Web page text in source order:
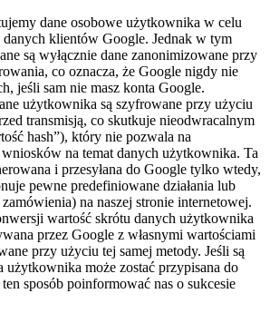
dane osobowe użytkownika w celu
klientów Google. Jednak w tym
są wyłącznie dane zanonimizowane przy
co oznacza, że Google nigdy nie
jeśli sam nie masz konta Google.
użytkownika są szyfrowane przy użyciu
transmisją, co skutkuje nieodwracalnym
hash”), który nie pozwala na
na temat danych użytkownika. Ta
i przesyłana do Google tylko wtedy,
pewne predefiniowane działania lub
na naszej stronie internetowej.
wartość skrótu danych użytkownika
przez Google z własnymi wartościami
przy użyciu tej samej metody. Jeśli są
użytkownika może zostać przypisana do
sposób poinformować nas o sukcesie